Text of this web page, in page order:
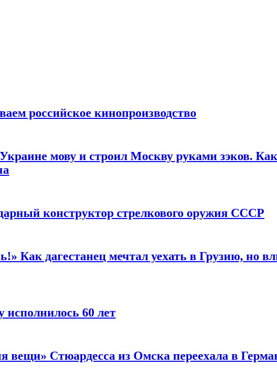
российское кинопроизводство
мову и строил Москву руками зэков.
конструктор стрелкового оружия СССР
Как дагестанец мечтал уехать в Грузию, но
60 лет
вещи» Стюардесса из Омска переехала в